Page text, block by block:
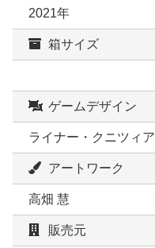
2021年
箱サイズ
ゲームデザイン
ライナー・クニツィア
アートワーク
高畑 慧
販売元